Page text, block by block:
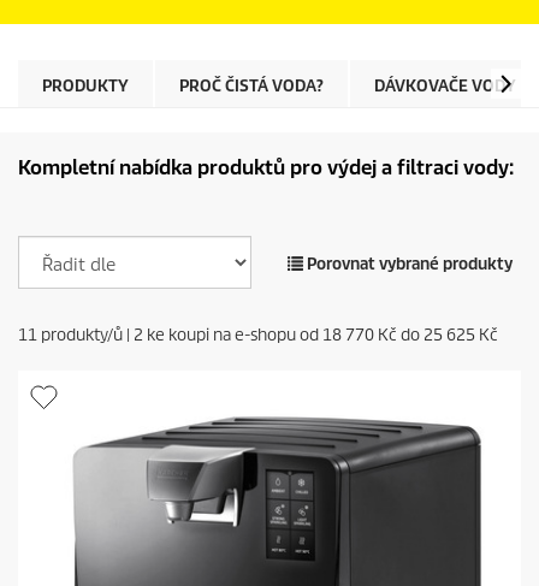
PRODUKTY PROČ ČISTÁ VODA? DÁVKOVAČE VODY
Kompletní nabídka produktů pro výdej a filtraci vody:
Porovnat vybrané produkty
11 produkty/ů | 2 ke koupi na e-shopu od 18 770 Kč do 25 625 Kč